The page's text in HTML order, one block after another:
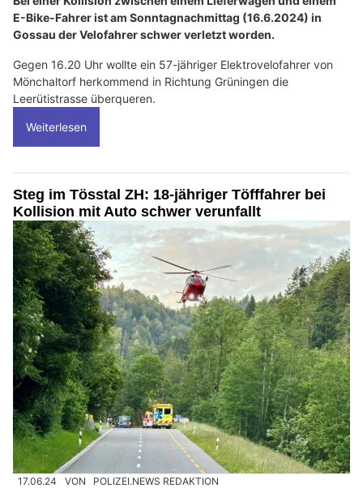
E-Bike-Fahrer ist am Sonntagnachmittag (16.6.2024) in
Gossau der Velofahrer schwer verletzt worden.
Gegen 16.20 Uhr wollte ein 57-jähriger Elektrovelofahrer von
Mönchaltorf herkommend in Richtung Grüningen die
Leerütistrasse überqueren.
Weiterlesen
Steg im Tösstal ZH: 18-jähriger Töfffahrer bei
Kollision mit Auto schwer verunfallt
17.06.24 VON POLIZEI.NEWS REDAKTION